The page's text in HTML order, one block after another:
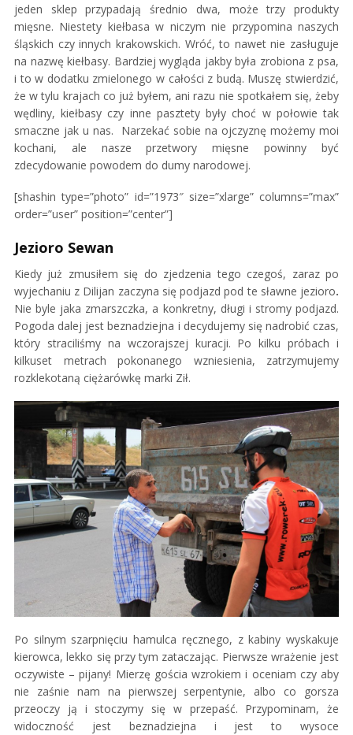
jeden sklep przypadają średnio dwa, może trzy produkty
mięsne. Niestety kiełbasa w niczym nie przypomina naszych
śląskich czy innych krakowskich. Wróć, to nawet nie zasługuje
na nazwę kiełbasy. Bardziej wygląda jakby była zrobiona z psa,
i to w dodatku zmielonego w całości z budą. Muszę stwierdzić,
że w tylu krajach co już byłem, ani razu nie spotkałem się, żeby
wędliny, kiełbasy czy inne pasztety były choć w połowie tak
smaczne jak u nas. Narzekać sobie na ojczyznę możemy moi
kochani, ale nasze przetwory mięsne powinny być
zdecydowanie powodem do dumy narodowej.
[shashin type=”photo” id=”1973″ size=”xlarge” columns=”max”
order=”user” position=”center”]
Jezioro Sewan
Kiedy już zmusiłem się do zjedzenia tego czegoś, zaraz po
wyjechaniu z Dilijan zaczyna się podjazd pod te sławne jezioro.
Nie byle jaka zmarszczka, a konkretny, długi i stromy podjazd.
Pogoda dalej jest beznadziejna i decydujemy się nadrobić czas,
który straciliśmy na wczorajszej kuracji. Po kilku próbach i
kilkuset metrach pokonanego wzniesienia, zatrzymujemy
rozklekotaną ciężarówkę marki Ził.
Po silnym szarpnięciu hamulca ręcznego, z kabiny wyskakuje
kierowca, lekko się przy tym zataczając. Pierwsze wrażenie jest
oczywiste – pijany! Mierzę gościa wzrokiem i oceniam czy aby
nie zaśnie nam na pierwszej serpentynie, albo co gorsza
przeoczy ją i stoczymy się w przepaść. Przypominam, że
widoczność jest beznadziejna i jest to wysoce